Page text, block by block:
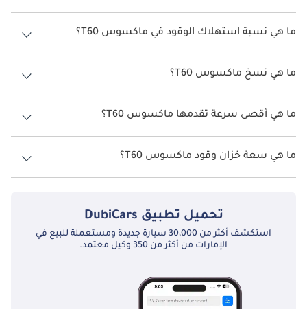
ماكسوس T60 لهذه السنة في الإمارات هو TBD.
ما هي نسبة استهلاك الوقود في ماكسوس T60؟
اقترحت الشركة المصنعة أن تكون نسبة توفير استهلاك الوقود لسيارة
ماكسوس T60 هو TBD.
ما هي نسخ ماكسوس T60؟
نسخ ماكسوس T60 هي .
ما هي أقصى سرعة تقدمها ماكسوس T60؟
السرعة القصوى ماكسوس T60 هي TBD.
ما هي سعة خزان وقود ماكسوس T60؟
تبلغ سعة خزان الوقود في ماكسوس T60 TBD.
تحميل تطبيق DubiCars
استكشف أكثر من 30،000 سيارة جديدة ومستعملة للبيع في
الإمارات من أكثر من 350 وكيل معتمد.